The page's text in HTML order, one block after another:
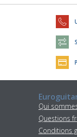
Qui
Questions
Conditions